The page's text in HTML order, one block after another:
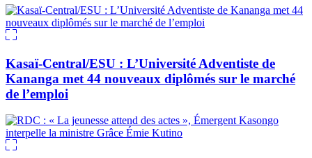
Kasaï-Central/ESU : L’Université Adventiste de
Kananga met 44 nouveaux diplômés sur le marché
de l’emploi